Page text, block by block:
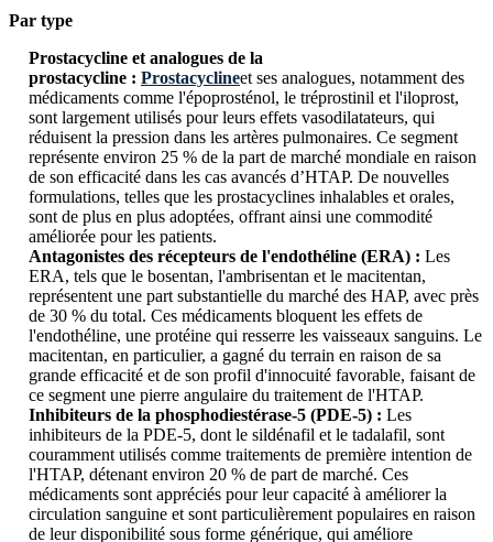
Par type
Prostacycline et analogues de la
prostacycline : Prostacyclineet ses analogues, notamment des
médicaments comme l'époprosténol, le tréprostinil et l'iloprost,
sont largement utilisés pour leurs effets vasodilatateurs, qui
réduisent la pression dans les artères pulmonaires. Ce segment
représente environ 25 % de la part de marché mondiale en raison
de son efficacité dans les cas avancés d’HTAP. De nouvelles
formulations, telles que les prostacyclines inhalables et orales,
sont de plus en plus adoptées, offrant ainsi une commodité
améliorée pour les patients.
Antagonistes des récepteurs de l'endothéline (ERA) : Les
ERA, tels que le bosentan, l'ambrisentan et le macitentan,
représentent une part substantielle du marché des HAP, avec près
de 30 % du total. Ces médicaments bloquent les effets de
l'endothéline, une protéine qui resserre les vaisseaux sanguins. Le
macitentan, en particulier, a gagné du terrain en raison de sa
grande efficacité et de son profil d'innocuité favorable, faisant de
ce segment une pierre angulaire du traitement de l'HTAP.
Inhibiteurs de la phosphodiestérase-5 (PDE-5) : Les
inhibiteurs de la PDE-5, dont le sildénafil et le tadalafil, sont
couramment utilisés comme traitements de première intention de
l'HTAP, détenant environ 20 % de part de marché. Ces
médicaments sont appréciés pour leur capacité à améliorer la
circulation sanguine et sont particulièrement populaires en raison
de leur disponibilité sous forme générique, qui améliore